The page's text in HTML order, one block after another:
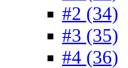
#2 (34)
#3 (35)
#4 (36)